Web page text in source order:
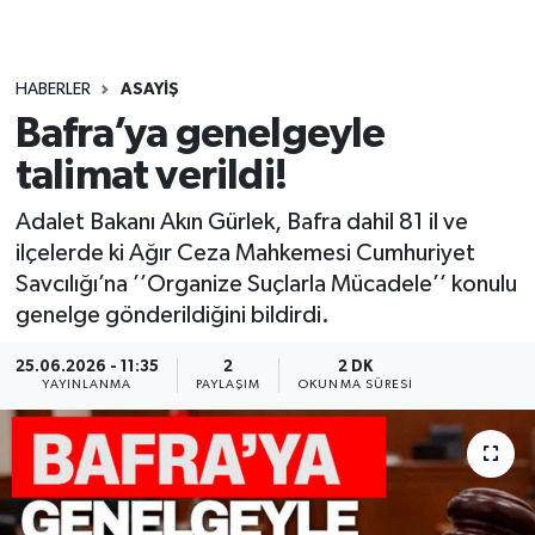
HABERLER ASAYIŞ
Bafra’ya genelgeyle
talimat verildi!
Adalet Bakanı Akın Gürlek, Bafra dahil 81 il ve
ilçelerde ki Ağır Ceza Mahkemesi Cumhuriyet
Savcılığı’na ’’Organize Suçlarla Mücadele’’ konulu
genelge gönderildiğini bildirdi.
25.06.2026 - 11:35
YAYINLANMA
2
PAYLAŞIM
2 DK
OKUNMA SÜRESI